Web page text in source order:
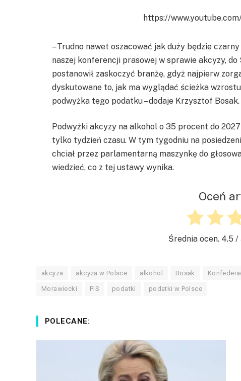
https://
– Trudno nawet oszacować jak duży będzie
naszej konferencji prasowej w sprawie akcyzy,
postanowił zaskoczyć branżę, gdyż najpierw
dyskutowane to, jak ma wyglądać ścieżka
podwyżka tego podatku – dodaje Krzysztof Bosak.
Podwyżki akcyzy na alkohol o 35 procent do
tylko tydzień czasu. W tym tygodniu na
chciał przez parlamentarną maszynkę do
wiedzieć, co z tej ustawy wynika.
Oceń
Średnia ocen. 4.5 /
akcyza akcyza w Polsce alkohol Bosak
Morawiecki PiS podatki podatki w Polsce
POLECANE: